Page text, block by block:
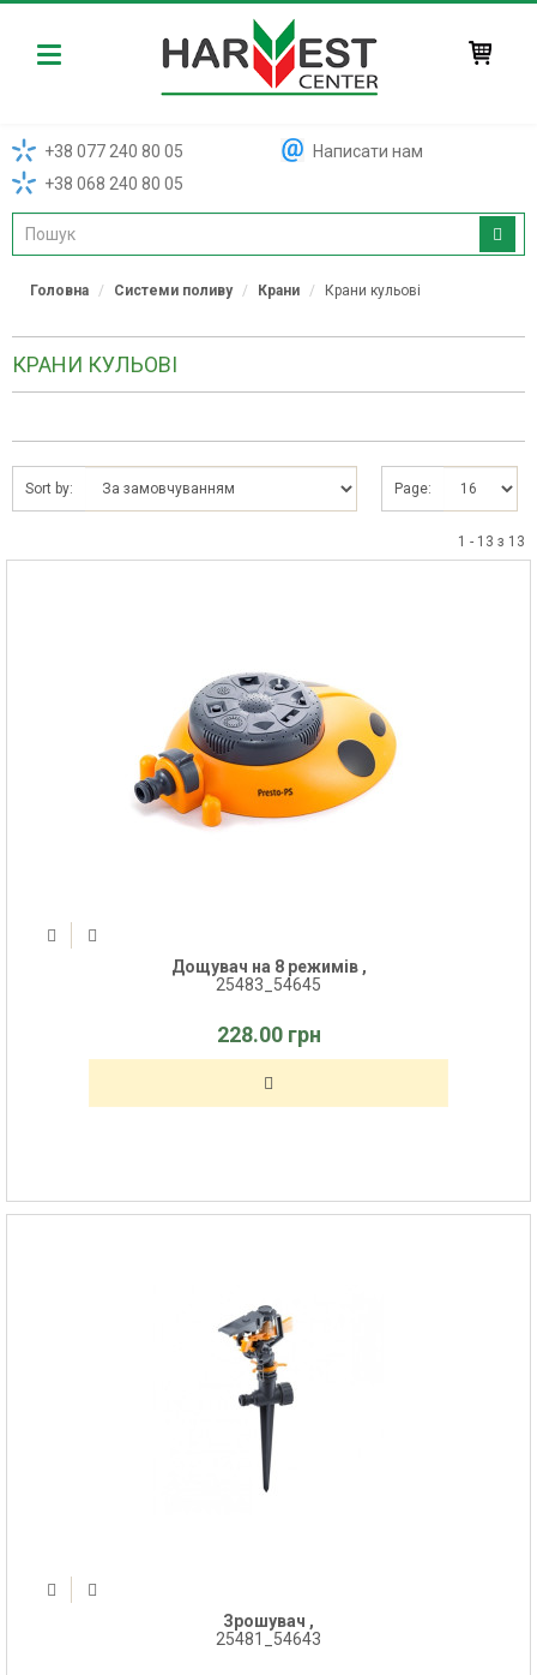
Harvest
+38 077 240 80 05
+38 068 240 80 05
Написати нам
Головна Системи поливу Крани Крани кульові
КРАНИ КУЛЬОВІ
Sort by: Page:
1 - 13 з 13
Дощувач на 8 режимів ,
25483_54645
228.00 грн
Зрошувач ,
25481_54643